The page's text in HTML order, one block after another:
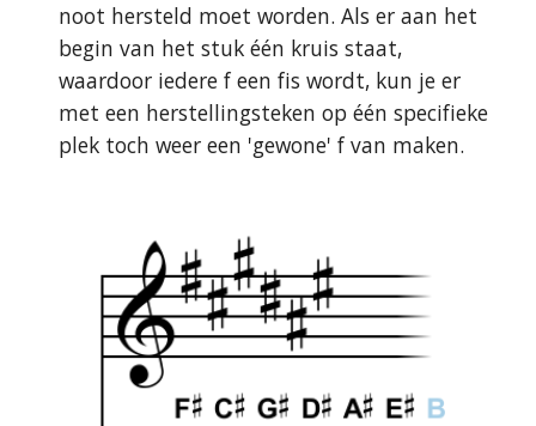
noot hersteld moet worden. Als er aan het
begin van het stuk één kruis staat,
waardoor iedere f een fis wordt, kun je er
met een herstellingsteken op één specifieke
plek toch weer een 'gewone' f van maken.